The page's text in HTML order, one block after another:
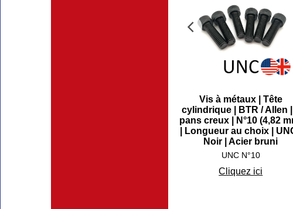
Vis à métaux | Tête
cylindrique | BTR / Allen
pans creux | N°10 (4,82
| Longueur au choix |
Noir | Acier bruni
UNC N°10
Cliquez ici